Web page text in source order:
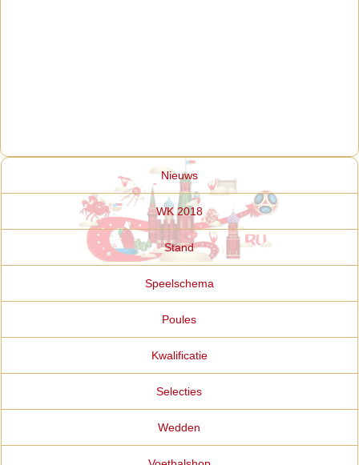
Nieuws
WK 2018
Stand
Speelschema
Poules
Kwalificatie
Selecties
Wedden